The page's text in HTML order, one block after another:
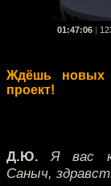
01:47:06
Ждёшь новых
проект!
Д.Ю. Я вас
Саныч,